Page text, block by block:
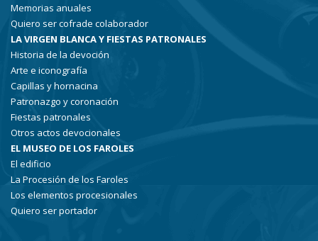
Memorias anuales
Quiero ser cofrade colaborador
LA VIRGEN BLANCA Y FIESTAS PATRONALES
Historia de la devoción
Arte e iconografía
Capillas y hornacina
Patronazgo y coronación
Fiestas patronales
Otros actos devocionales
EL MUSEO DE LOS FAROLES
El edificio
La Procesión de los Faroles
Los elementos procesionales
Quiero ser portador